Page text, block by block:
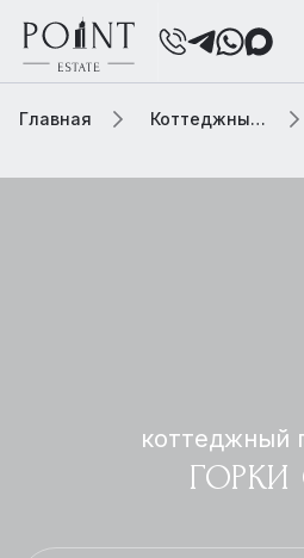
Главная Коттеджный поселок
коттеджный
ГОРКИ